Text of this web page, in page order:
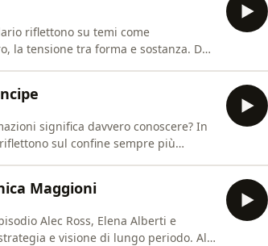
riflettono su temi come
la tensione tra forma e sostanza. Da
significa davvero conoscere? In
sul confine sempre più
Maggioni
Alec Ross, Elena Alberti e
e visione di lungo periodo. Al